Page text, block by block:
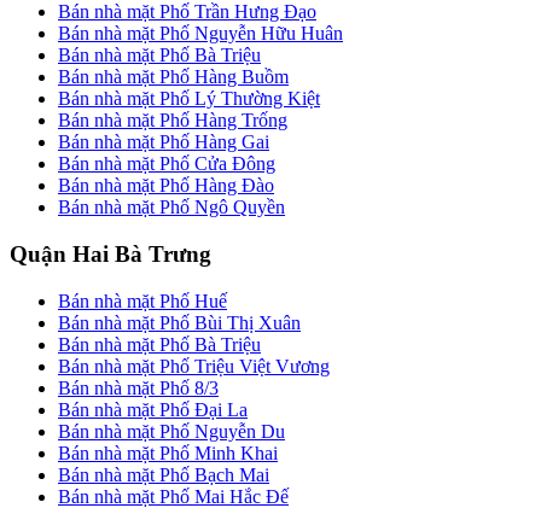
Bán nhà mặt Phố Trần Hưng Đạo
Bán nhà mặt Phố Nguyễn Hữu Huân
Bán nhà mặt Phố Bà Triệu
Bán nhà mặt Phố Hàng Buồm
Bán nhà mặt Phố Lý Thường Kiệt
Bán nhà mặt Phố Hàng Trống
Bán nhà mặt Phố Hàng Gai
Bán nhà mặt Phố Cửa Đông
Bán nhà mặt Phố Hàng Đào
Bán nhà mặt Phố Ngô Quyền
Quận Hai Bà Trưng
Bán nhà mặt Phố Huế
Bán nhà mặt Phố Bùi Thị Xuân
Bán nhà mặt Phố Bà Triệu
Bán nhà mặt Phố Triệu Việt Vương
Bán nhà mặt Phố 8/3
Bán nhà mặt Phố Đại La
Bán nhà mặt Phố Nguyễn Du
Bán nhà mặt Phố Minh Khai
Bán nhà mặt Phố Bạch Mai
Bán nhà mặt Phố Mai Hắc Đế